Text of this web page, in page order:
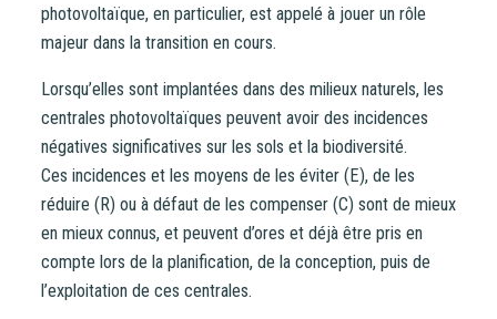
photovoltaïque, en particulier, est appelé à jouer un rôle
majeur dans la transition en cours.
Lorsqu’elles sont implantées dans des milieux naturels, les
centrales photovoltaïques peuvent avoir des incidences
négatives significatives sur les sols et la biodiversité.
Ces incidences et les moyens de les éviter (E), de les
réduire (R) ou à défaut de les compenser (C) sont de mieux
en mieux connus, et peuvent d’ores et déjà être pris en
compte lors de la planification, de la conception, puis de
l’exploitation de ces centrales.
développée par Énergie Partagée. Elle vous permet
d’acheter vos actions Énergie Partagée et d’accéder à
La souscription à Énergie Partagée comporte un risque de
perte totale ou partielle du capital investi. Pour bien
appréhender ces risques et le modèle d’investissement
d’Énergie Partagée, nous vous invitons à consulter le
document d’information synthétique (DIS).
NB : si vous souscrivez en tant que personne morale
(société, …), votre souscription peut être soumise à